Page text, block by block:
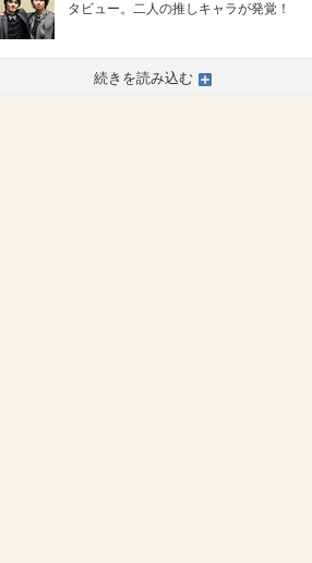
タビュー。二人の推しキャラが発覚！
続きを読み込む